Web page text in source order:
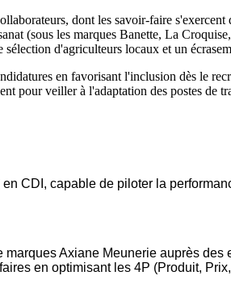
dont les savoir-faire
(sous les marques Banette, La
d'agriculteurs locaux et un
en favorisant l'inclusion dès le
pour veiller à l'adaptation des postes de
CDI, capable de piloter la
Axiane Meunerie auprès des
en optimisant les 4P (Produit,